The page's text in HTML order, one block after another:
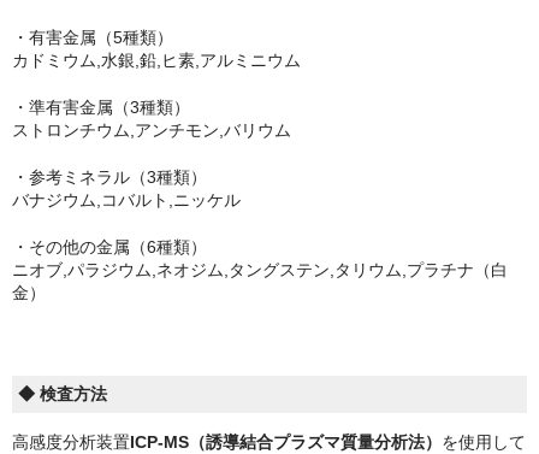
・有害金属（5種類）
カドミウム,水銀,鉛,ヒ素,アルミニウム
・準有害金属（3種類）
ストロンチウム,アンチモン,バリウム
・参考ミネラル（3種類）
バナジウム,コバルト,ニッケル
・その他の金属（6種類）
ニオブ,パラジウム,ネオジム,タングステン,タリウム,プラチナ（白
金）
◆ 検査方法
高感度分析装置ICP-MS（誘導結合プラズマ質量分析法） を使用して